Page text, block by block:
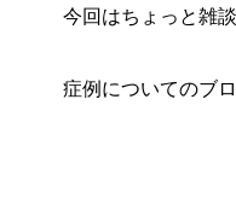
今回はちょっと雑談
症例についてのブ